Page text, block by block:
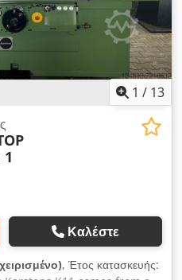
1 / 13
Καλέστε
, Έτος κατασκευής: